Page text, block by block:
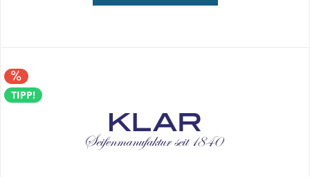
TIPP!